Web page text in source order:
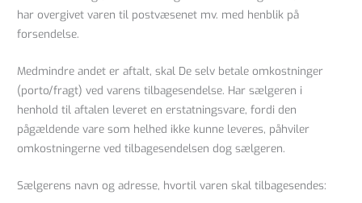
har overgivet varen til postvæsenet mv. med henblik på
forsendelse.
Medmindre andet er aftalt, skal De selv betale omkostninger
(porto/fragt) ved varens tilbagesendelse. Har sælgeren i
henhold til aftalen leveret en erstatningsvare, fordi den
pågældende vare som helhed ikke kunne leveres, påhviler
omkostningerne ved tilbagesendelsen dog sælgeren.
Sælgerens navn og adresse, hvortil varen skal tilbagesendes: